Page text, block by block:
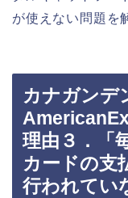
が使えない問題を
カナガンデ
理由３．「
カードの支
行われてい